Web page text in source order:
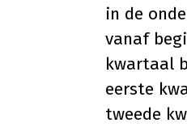
in de
vanaf
kwartaal
eerste
tweede